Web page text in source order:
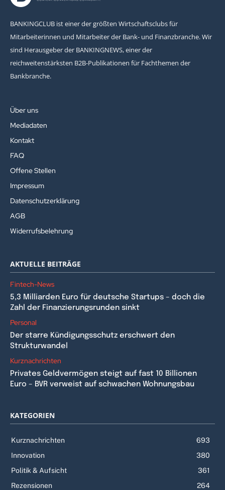
BANKINGCLUB ist einer der größten Wirtschaftsclubs für
Mitarbeiterinnen und Mitarbeiter der Bank- und Finanzbranche. Wir
sind Herausgeber der BANKINGNEWS, einer der
reichweitenstärksten B2B-Publikationen für Fachthemen der
Bankbranche.
Über uns
Mediadaten
Kontakt
FAQ
Offene Stellen
Impressum
Datenschutzerklärung
AGB
Widerrufsbelehrung
AKTUELLE BEITRÄGE
Fintech-News
5,3 Milliarden Euro für deutsche Startups – doch die
Zahl der Finanzierungsrunden sinkt
Personal
Der starre Kündigungsschutz erschwert den
Strukturwandel
Kurznachrichten
Privates Geldvermögen steigt auf fast 10 Billionen
Euro – BVR verweist auf schwachen Wohnungsbau
KATEGORIEN
Kurznachrichten
693
Innovation
380
Politik & Aufsicht
361
Rezensionen
264